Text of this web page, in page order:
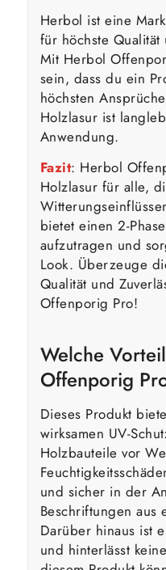
Herbol ist eine
für höchste Qualität
Mit Herbol
sein, dass du ein
höchsten
Holzlasur ist
Anwendung.
Fazit: Herbol
Holzlasur für alle,
bietet einen 2-
aufzutragen und
Look. Überzeuge
Qualität und
Offenporig Pro!
Welche
Offenporig
Dieses Produkt
wirksamen UV-
Holzbauteile vor
und sicher in der
Beschriftungen aus
Darüber hinaus ist
und hinterlässt